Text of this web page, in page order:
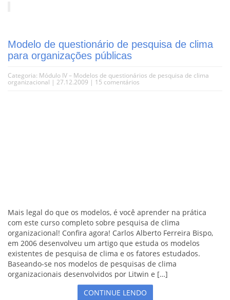
Modelo de questionário de pesquisa de clima
para organizações públicas
Categoria: Módulo IV – Modelos de questionários de pesquisa de clima
organizacional | 27.12.2009 | 15 comentários
Mais legal do que os modelos, é você aprender na prática
com este curso completo sobre pesquisa de clima
organizacional! Confira agora! Carlos Alberto Ferreira Bispo,
em 2006 desenvolveu um artigo que estuda os modelos
existentes de pesquisa de clima e os fatores estudados.
Baseando-se nos modelos de pesquisas de clima
organizacionais desenvolvidos por Litwin e […]
CONTINUE LENDO